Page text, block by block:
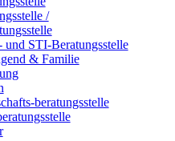
/
STI-Beratungsstelle
& Familie
beratungsstelle